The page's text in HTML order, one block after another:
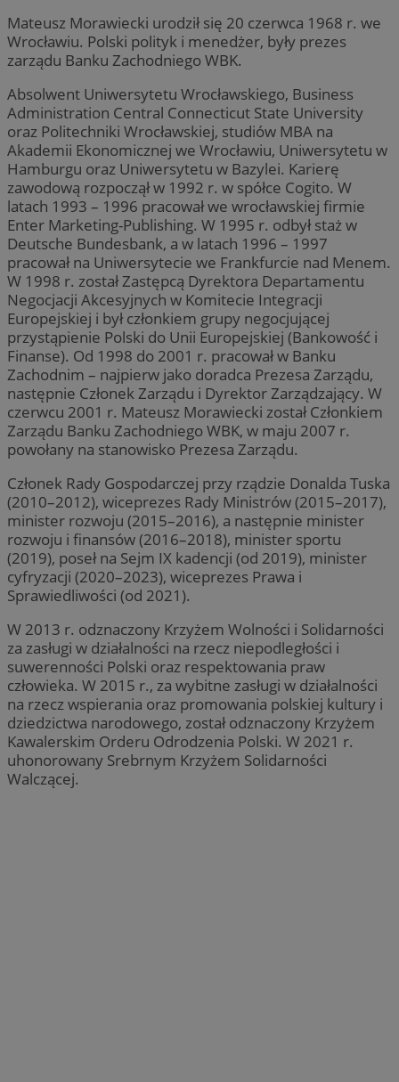
Mateusz Morawiecki urodził się 20 czerwca 1968 r. we
Wrocławiu. Polski polityk i menedżer, były prezes
zarządu Banku Zachodniego WBK.
Absolwent Uniwersytetu Wrocławskiego, Business
Administration Central Connecticut State University
oraz Politechniki Wrocławskiej, studiów MBA na
Akademii Ekonomicznej we Wrocławiu, Uniwersytetu w
Hamburgu oraz Uniwersytetu w Bazylei. Karierę
zawodową rozpoczął w 1992 r. w spółce Cogito. W
latach 1993 – 1996 pracował we wrocławskiej firmie
Enter Marketing-Publishing. W 1995 r. odbył staż w
Deutsche Bundesbank, a w latach 1996 – 1997
pracował na Uniwersytecie we Frankfurcie nad Menem.
W 1998 r. został Zastępcą Dyrektora Departamentu
Negocjacji Akcesyjnych w Komitecie Integracji
Europejskiej i był członkiem grupy negocjującej
przystąpienie Polski do Unii Europejskiej (Bankowość i
Finanse). Od 1998 do 2001 r. pracował w Banku
Zachodnim – najpierw jako doradca Prezesa Zarządu,
następnie Członek Zarządu i Dyrektor Zarządzający. W
czerwcu 2001 r. Mateusz Morawiecki został Członkiem
Zarządu Banku Zachodniego WBK, w maju 2007 r.
powołany na stanowisko Prezesa Zarządu.
Członek Rady Gospodarczej przy rządzie Donalda Tuska
(2010–2012), wiceprezes Rady Ministrów (2015–2017),
minister rozwoju (2015–2016), a następnie minister
rozwoju i finansów (2016–2018), minister sportu
(2019), poseł na Sejm IX kadencji (od 2019), minister
cyfryzacji (2020–2023), wiceprezes Prawa i
Sprawiedliwości (od 2021).
W 2013 r. odznaczony Krzyżem Wolności i Solidarności
za zasługi w działalności na rzecz niepodległości i
suwerenności Polski oraz respektowania praw
człowieka. W 2015 r., za wybitne zasługi w działalności
na rzecz wspierania oraz promowania polskiej kultury i
dziedzictwa narodowego, został odznaczony Krzyżem
Kawalerskim Orderu Odrodzenia Polski. W 2021 r.
uhonorowany Srebrnym Krzyżem Solidarności
Walczącej.